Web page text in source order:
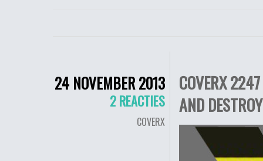
24 NOVEMBER 2013
2 REACTIES
COVERX
COVERX
AND